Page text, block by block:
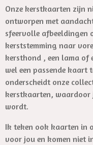
Onze kerstkaarten zijn
ontworpen met
sfeervolle afbeeldingen
kerststemming naar
kersthond , een lama of
wel een passende kaart
onderscheidt onze
kerstkaarten, waardoor
wordt.
Ik teken ook kaarten in
voor jou en komen niet